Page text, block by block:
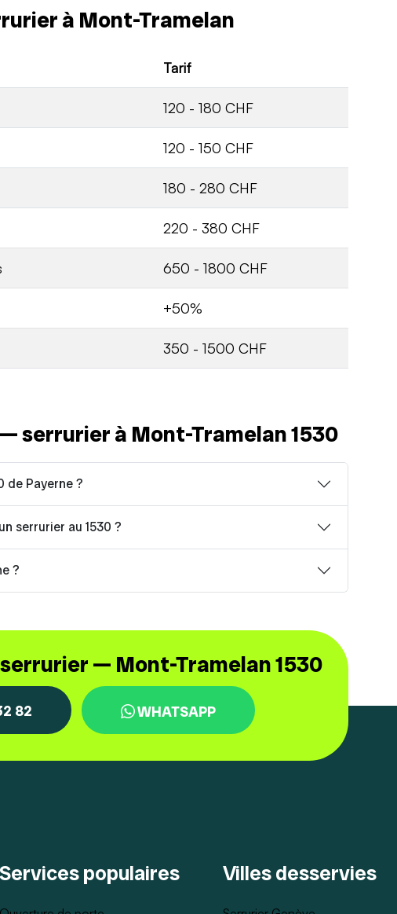
à Mont-Tramelan
Tarif
120 - 180 CHF
120 - 150 CHF
180 - 280 CHF
220 - 380 CHF
650 - 1800 CHF
+50%
350 - 1500 CHF
serrurier à Mont-Tramelan 1530
de Payerne ?
serrurier au 1530 ?
?
— Mont-Tramelan 1530
82 WHATSAPP
Services populaires Villes desservies